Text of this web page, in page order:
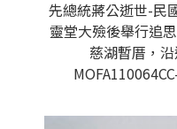
先總統蔣公逝世-民
靈堂大殮後舉行追
慈湖暫厝，